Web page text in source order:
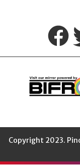
Copyright 2023.